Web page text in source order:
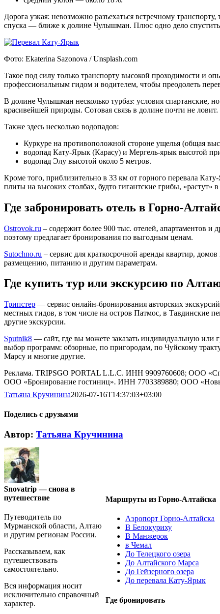
Дорога узкая: невозможно разъехаться встречному
спуска — ближе к долине Чулышман. Плюс одно дело
Фото: Ekaterina Sazonova / Unsplash.com
Такое под силу только транспорту высокой проходимости и
профессиональным гидом и водителем, чтобы преодолеть
В долине Чулышман несколько турбаз: условия спартанские,
красивейшей природы. Сотовая связь в долине почти не ловит.
Также здесь несколько водопадов:
Куркуре на противоположной стороне ущелья (общая
водопад Кату-Ярык (Карасу) и Мергель-ярык высотой
водопад Элу высотой около 5 метров.
Кроме того, приблизительно в 33 км от горного перевала
плиты на высоких столбах, будто гигантские грибы,
Где забронировать отель в Горно-
Ostrovok.ru – содержит более 900 тыс. отелей, апартаментов и
поэтому предлагает бронирования по выгодным ценам.
Sutochno.ru – сервис для краткосрочной аренды квартир,
размещению, питанию и другим параметрам.
Где купить тур или экскурсию по
Трипстер — сервис онлайн-бронирования авторских
местных гидов, в том числе на остров Патмос, в Тавдинские
другие экскурсии.
Sputnik8 — сайт, где вы можете заказать индивидуальную
выбор программ: обзорные, по пригородам, по Чуйскому
Марсу и многие другие.
Реклама. TRIPSGO PORTAL L.L.C. ИНН 9909760608; ООО
ООО «Бронирование гостиниц». ИНН 7703389880; ООО
Татьяна Кручинина2026-07-16T14:37:03+03:00
Поделись с друзьями
Vk
Автор: Татьяна Кручинина
Маршруты из Горно-Алтайска
Аэропорт Горно-Алтайска
В Белокуриху
В Манжерок
в Чемал
До Телецкого озера
До Алтайского Марса
До Гейзерного озера
До перевала Кату-Ярык
Где бронировать
Snovatrip — снова в
путешествие
Путеводитель по
Мурманской области, Алтаю
и другим регионам России.
Рассказываем, как
путешествовать
самостоятельно.
Вся информация носит
исключительно справочный
характер.